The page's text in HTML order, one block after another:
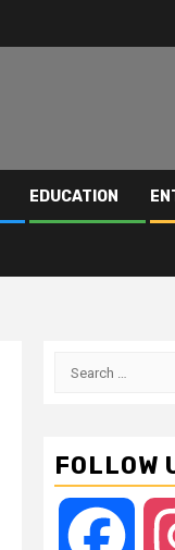
EDUCATION
Search
FOLLOW